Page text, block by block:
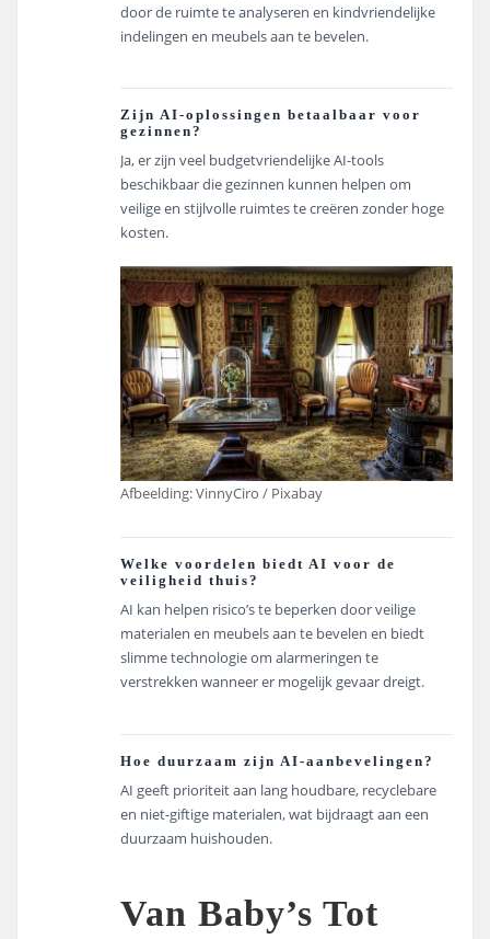
door de ruimte te analyseren en kindvriendelijke
indelingen en meubels aan te bevelen.
Zijn AI-oplossingen betaalbaar voor
gezinnen?
Ja, er zijn veel budgetvriendelijke AI-tools
beschikbaar die gezinnen kunnen helpen om
veilige en stijlvolle ruimtes te creëren zonder hoge
kosten.
Afbeelding: VinnyCiro / Pixabay
Welke voordelen biedt AI voor de
veiligheid thuis?
AI kan helpen risico’s te beperken door veilige
materialen en meubels aan te bevelen en biedt
slimme technologie om alarmeringen te
verstrekken wanneer er mogelijk gevaar dreigt.
Hoe duurzaam zijn AI-aanbevelingen?
AI geeft prioriteit aan lang houdbare, recyclebare
en niet-giftige materialen, wat bijdraagt aan een
duurzaam huishouden.
Van Baby’s Tot